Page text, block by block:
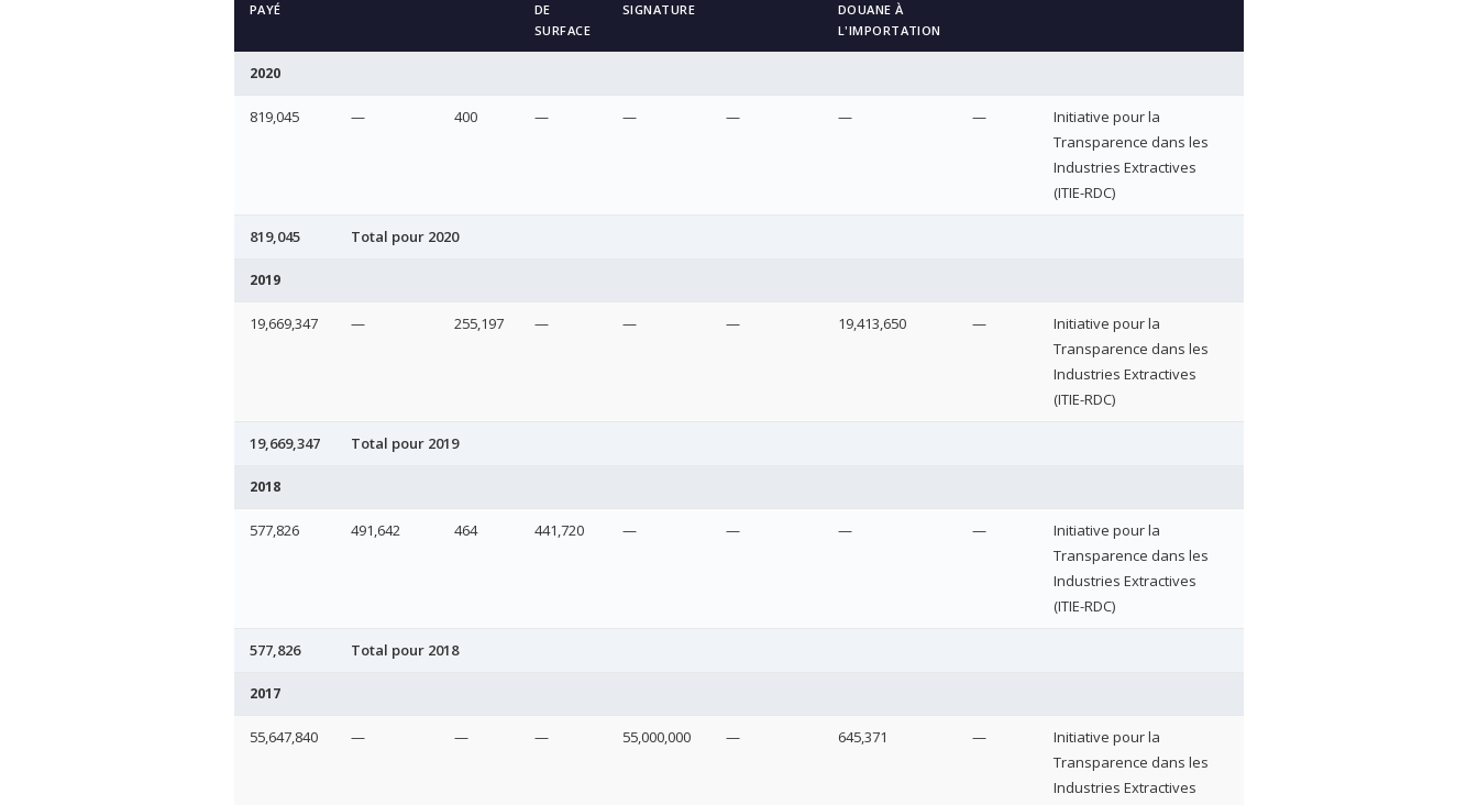
PAYÉ
DE
SURFACE
SIGNATURE
DOUANE À
L'IMPORTATION
2020
819,045 — 400 — — — — —
Initiative pour la
Transparence dans les
Industries Extractives
(ITIE-RDC)
819,045 Total pour 2020
2019
19,669,347 — 255,197 — — — 19,413,650 —
Initiative pour la
Transparence dans les
Industries Extractives
(ITIE-RDC)
19,669,347 Total pour 2019
2018
577,826 491,642 464 441,720 — — — —
Initiative pour la
Transparence dans les
Industries Extractives
(ITIE-RDC)
577,826 Total pour 2018
2017
55,647,840 — — — 55,000,000 — 645,371 —
Initiative pour la
Transparence dans les
Industries Extractives